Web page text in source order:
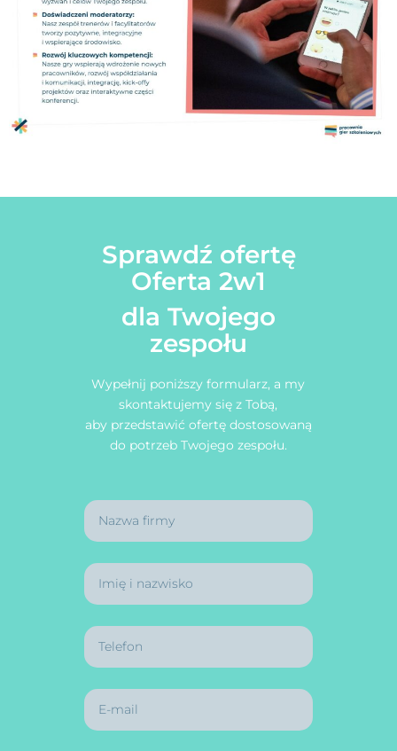
Sprawdź ofertę
Oferta 2w1
dla Twojego
zespołu
Wypełnij poniższy formularz, a my
skontaktujemy się z Tobą,
aby przedstawić ofertę dostosowaną
do potrzeb Twojego zespołu.